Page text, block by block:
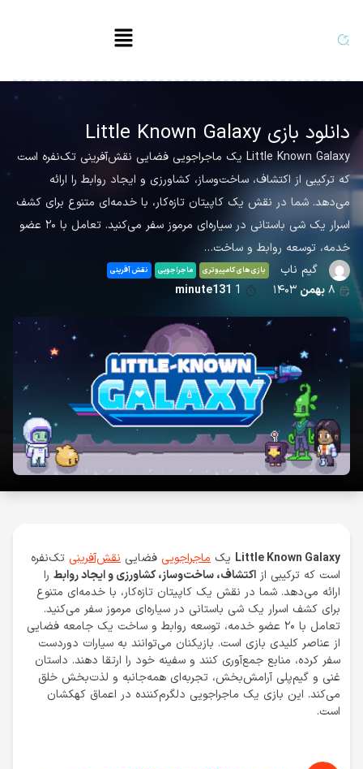
دانلود بازی Little Known Galaxy
Little Known Galaxy یک ماجراجویی فضایی نقش‌آفرینی تک‌نفره است
که ترکیبی از اکتشاف، ساخت‌وساز، کشاورزی و ایجاد روابط را ارائه
می‌دهد. شما در نقش یک کاپیتان تازه‌کار، با خدمه‌ای متنوع برای کشف
اسرار یک شی باستانی در سیاره‌ای مرموز سفر می‌کنید. تعامل با ۲۰ عضو
خدمه، توسعه روابط و ساخت…
گیم ناب
بازی های کامپیوتری ماجراجویی نقش آفرینی
۸بهمن ۱۴۰۳ 1
minute131
Little Known Galaxy یک ماجراجویی فضایی نقش‌آفرینی تک‌نفره
است که ترکیبی از اکتشاف، ساخت‌وساز، کشاورزی و ایجاد روابط را
ارائه می‌دهد. شما در نقش یک کاپیتان تازه‌کار، با خدمه‌ای متنوع
برای کشف اسرار یک شی باستانی در سیاره‌ای مرموز سفر می‌کنید.
تعامل با ۲۰ عضو خدمه، توسعه روابط و ساخت یک جامعه فضایی
از عناصر کلیدی بازی است. بازیکنان می‌توانند به سیارات دوردست
سفر کرده، منابع جمع‌آوری کنند و سفینه خود را ارتقا دهند. داستان
غنی و گیم‌پلی آرامش‌بخش، تجربه‌ای همه‌جانبه و لذت‌بخش خلق
می‌کند. این بازی یک ماجراجویی دلگرم‌کننده در اعماق کهکشان
است.